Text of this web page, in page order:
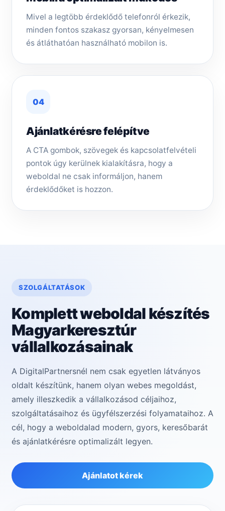
Mivel a legtöbb érdeklődő telefonról érkezik,
minden fontos szakasz gyorsan, kényelmesen
és átláthatóan használható mobilon is.
04
Ajánlatkérésre felépítve
A CTA gombok, szövegek és kapcsolatfelvételi
pontok úgy kerülnek kialakításra, hogy a
weboldal ne csak informáljon, hanem
érdeklődőket is hozzon.
SZOLGÁLTATÁSOK
Komplett weboldal készítés
Magyarkeresztúr
vállalkozásainak
A DigitalPartnersnél nem csak egyetlen látványos
oldalt készítünk, hanem olyan webes megoldást,
amely illeszkedik a vállalkozásod céljaihoz,
szolgáltatásaihoz és ügyfélszerzési folyamataihoz. A
cél, hogy a weboldalad modern, gyors, keresőbarát
és ajánlatkérésre optimalizált legyen.
Ajánlatot kérek